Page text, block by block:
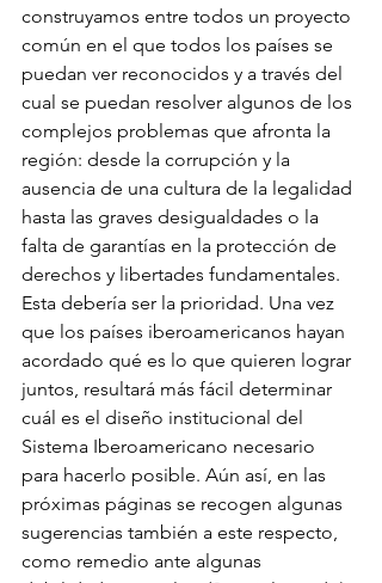
construyamos entre todos un proyecto
común en el que todos los países se
puedan ver reconocidos y a través del
cual se puedan resolver algunos de los
complejos problemas que afronta la
región: desde la corrupción y la
ausencia de una cultura de la legalidad
hasta las graves desigualdades o la
falta de garantías en la protección de
derechos y libertades fundamentales.
Esta debería ser la prioridad. Una vez
que los países iberoamericanos hayan
acordado qué es lo que quieren lograr
juntos, resultará más fácil determinar
cuál es el diseño institucional del
Sistema Iberoamericano necesario
para hacerlo posible. Aún así, en las
próximas páginas se recogen algunas
sugerencias también a este respecto,
como remedio ante algunas